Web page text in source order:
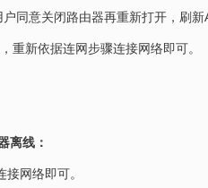
路由器再重新打开，刷新
重新依据连网步骤连接网络即可。
离线：
网络即可。